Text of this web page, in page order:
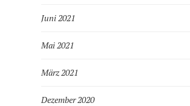
Juni 2021
Mai 2021
März 2021
Dezember 2020